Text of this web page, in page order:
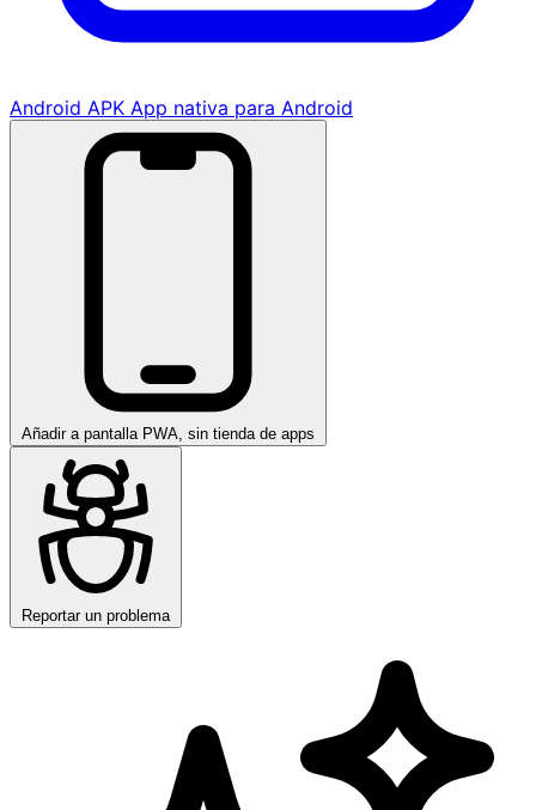
Android APK App nativa para Android
Añadir a pantalla PWA, sin tienda de apps
Reportar un problema